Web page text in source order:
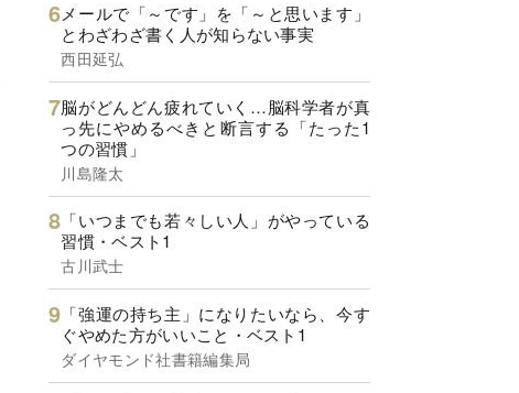
メールで「～です」を「～と思います」
とわざわざ書く人が知らない事実
西田延弘
脳がどんどん疲れていく…脳科学者が真
っ先にやめるべきと断言する「たった1
つの習慣」
川島隆太
「いつまでも若々しい人」がやっている
習慣・ベスト1
古川武士
「強運の持ち主」になりたいなら、今す
ぐやめた方がいいこと・ベスト1
ダイヤモンド社書籍編集局